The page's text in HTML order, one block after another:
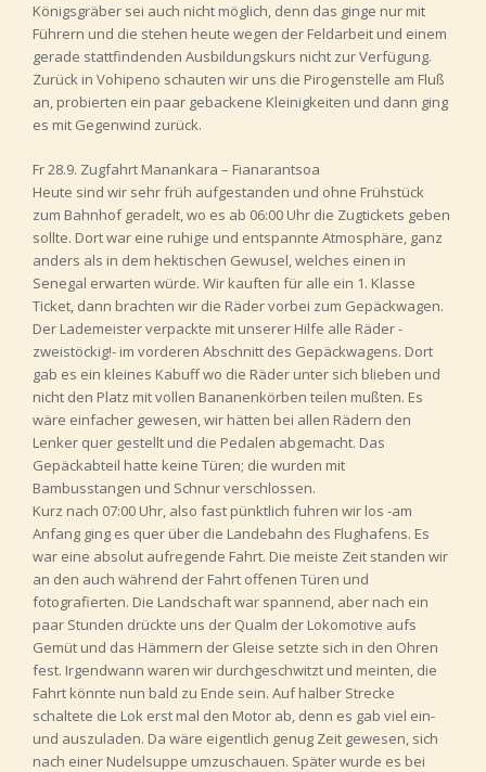
Königsgräber sei auch nicht möglich, denn das ginge nur mit
Führern und die stehen heute wegen der Feldarbeit und einem
gerade stattfindenden Ausbildungskurs nicht zur Verfügung.
Zurück in Vohipeno schauten wir uns die Pirogenstelle am Fluß
an, probierten ein paar gebackene Kleinigkeiten und dann ging
es mit Gegenwind zurück.
Fr 28.9. Zugfahrt Manankara – Fianarantsoa
Heute sind wir sehr früh aufgestanden und ohne Frühstück
zum Bahnhof geradelt, wo es ab 06:00 Uhr die Zugtickets geben
sollte. Dort war eine ruhige und entspannte Atmosphäre, ganz
anders als in dem hektischen Gewusel, welches einen in
Senegal erwarten würde. Wir kauften für alle ein 1. Klasse
Ticket, dann brachten wir die Räder vorbei zum Gepäckwagen.
Der Lademeister verpackte mit unserer Hilfe alle Räder -
zweistöckig!- im vorderen Abschnitt des Gepäckwagens. Dort
gab es ein kleines Kabuff wo die Räder unter sich blieben und
nicht den Platz mit vollen Bananenkörben teilen mußten. Es
wäre einfacher gewesen, wir hätten bei allen Rädern den
Lenker quer gestellt und die Pedalen abgemacht. Das
Gepäckabteil hatte keine Türen; die wurden mit
Bambusstangen und Schnur verschlossen.
Kurz nach 07:00 Uhr, also fast pünktlich fuhren wir los -am
Anfang ging es quer über die Landebahn des Flughafens. Es
war eine absolut aufregende Fahrt. Die meiste Zeit standen wir
an den auch während der Fahrt offenen Türen und
fotografierten. Die Landschaft war spannend, aber nach ein
paar Stunden drückte uns der Qualm der Lokomotive aufs
Gemüt und das Hämmern der Gleise setzte sich in den Ohren
fest. Irgendwann waren wir durchgeschwitzt und meinten, die
Fahrt könnte nun bald zu Ende sein. Auf halber Strecke
schaltete die Lok erst mal den Motor ab, denn es gab viel ein-
und auszuladen. Da wäre eigentlich genug Zeit gewesen, sich
nach einer Nudelsuppe umzuschauen. Später wurde es bei